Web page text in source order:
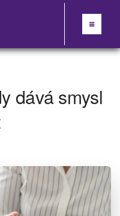
dává smysl